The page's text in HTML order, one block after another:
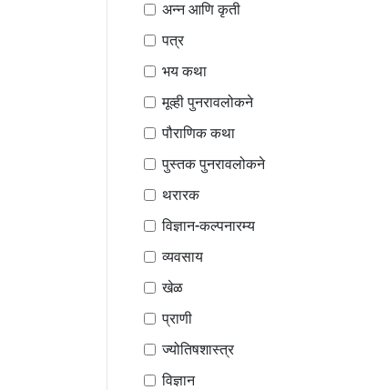
अन्न आणि कृती
पत्र
भय कथा
मूव्ही पुनरावलोकने
पौराणिक कथा
पुस्तक पुनरावलोकने
थरारक
विज्ञान-कल्पनारम्य
व्यवसाय
खेळ
प्राणी
ज्योतिषशास्त्र
विज्ञान